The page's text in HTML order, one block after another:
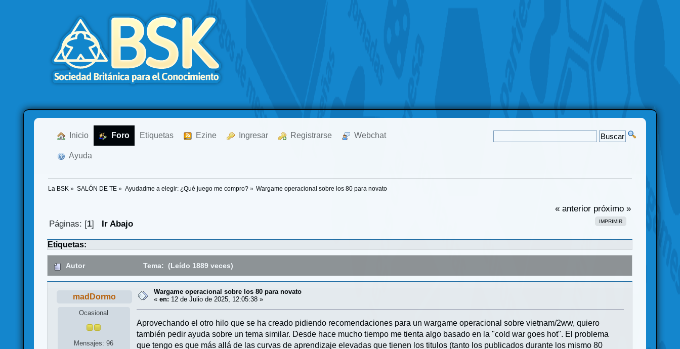
Inicio Foro Etiquetas Ezine Ingresar Registrarse Webchat
Ayuda
La BSK » SALÓN DE TE » Ayudadme a elegir: ¿Qué juego me compro?» Wargame operacional sobre los 80 para novato
« anterior próximo »
IMPRIMIR
Páginas: [1] Ir Abajo
Etiquetas:
Autor Tema: (Leído 1889 veces)
madDormo
Ocasional
Mensajes: 96
Wargame operacional sobre los 80 para novato
«en: 12 de Julio de 2025, 12:05:38 »
Aprovechando el otro hilo que se ha creado pidiendo recomendaciones para un wargame operacional sobre vietnam/2ww, quiero
también pedir ayuda sobre un tema similar. Desde hace mucho tiempo me tienta algo basado en la "cold war goes hot". El problema
que tengo es que más allá de las curvas de aprendizaje elevadas que tienen los titulos (tanto los publicados durante los mismo 80